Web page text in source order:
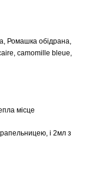
Ромашка обідрана,
camomille bleue,
місце
і 2мл з